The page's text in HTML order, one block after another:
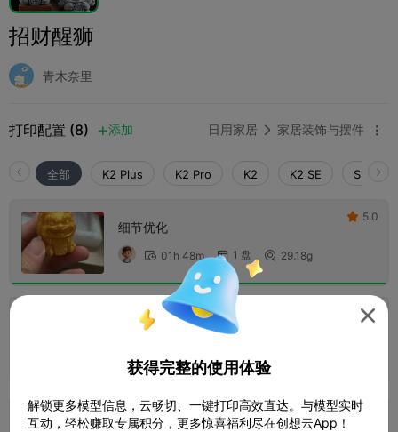
招财醒狮
青木奈里
打印配置 (8) 添加 日用家居  家居装饰与摆件 
全部 K2 Plus K2 Pro K2 K2 SE
细节优化
 01h 48m  1 盘  29.18g
 5.0
K2Pro一键打印，优化接缝，0.2mm layer, 2
Hi一键打印，0.2mm layer, 2 walls, 15% infill

获得完整的使用体验
解锁更多模型信息，云畅切、一键打印高效直达。与模型实时
互动，轻松赚取专属积分，更多惊喜福利尽在创想云App！